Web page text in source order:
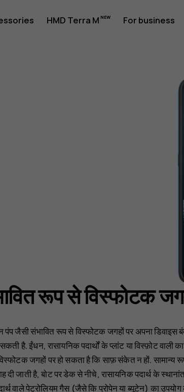
HMD Terra M For business
रूप से विस्फोटक
पंप जैसी संभावित रूप से विस्फोटक जगहों पर अपना डिवाइस
है. ईंधन, रासायनिक पदार्थों के प्लांट या विस्फ़ोट वाली
जगहों पर हो सकता है कि साफ़ संकेत न हों. सामान्य
दी जाती है, बोट पर डेक से नीचे, रासायनिक पदार्थ के
वाले पेट्रोलियम गैस (जैसे कि प्रोपेन या ब्यूटेन) का